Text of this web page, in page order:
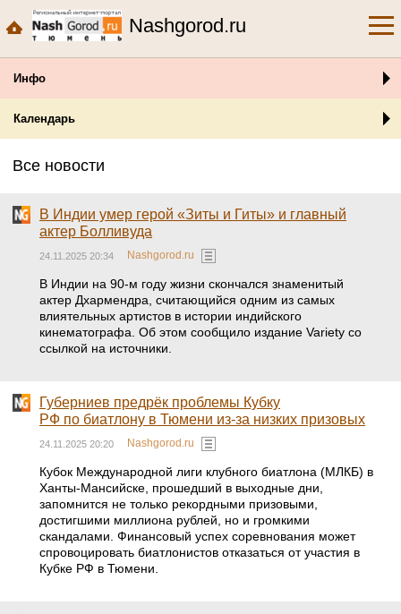
Nashgorod.ru
Инфо
Календарь
Все новости
В Индии умер герой «Зиты и Гиты» и главный
актер Болливуда
24.11.2025 20:34 Nashgorod.ru
В Индии на 90-м году жизни скончался знаменитый
актер Дхармендра, считающийся одним из самых
влиятельных артистов в истории индийского
кинематографа. Об этом сообщило издание Variety со
ссылкой на источники.
Губерниев предрёк проблемы Кубку
РФ по биатлону в Тюмени из-за низких призовых
24.11.2025 20:20 Nashgorod.ru
Кубок Международной лиги клубного биатлона (МЛКБ) в
Ханты-Мансийске, прошедший в выходные дни,
запомнится не только рекордными призовыми,
достигшими миллиона рублей, но и громкими
скандалами. Финансовый успех соревнования может
спровоцировать биатлонистов отказаться от участия в
Кубке РФ в Тюмени.